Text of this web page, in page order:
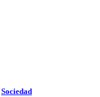
Sociedad